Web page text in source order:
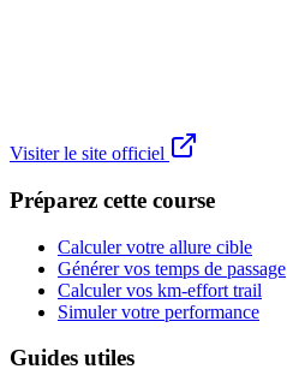
Visiter le site officiel
Préparez cette course
Calculer votre allure cible
Générer vos temps de passage
Calculer vos km-effort trail
Simuler votre performance
Guides utiles